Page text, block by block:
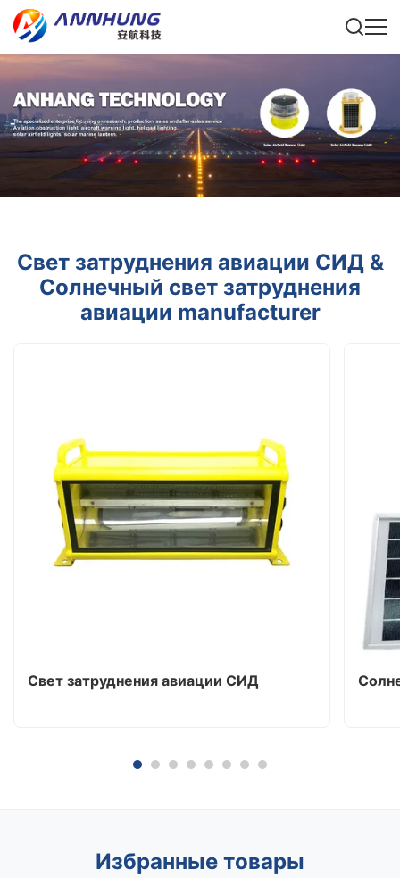
Свет затруднения авиации СИД &
Солнечный свет затруднения
авиации manufacturer
Свет затруднения авиации СИД
Избранные товары